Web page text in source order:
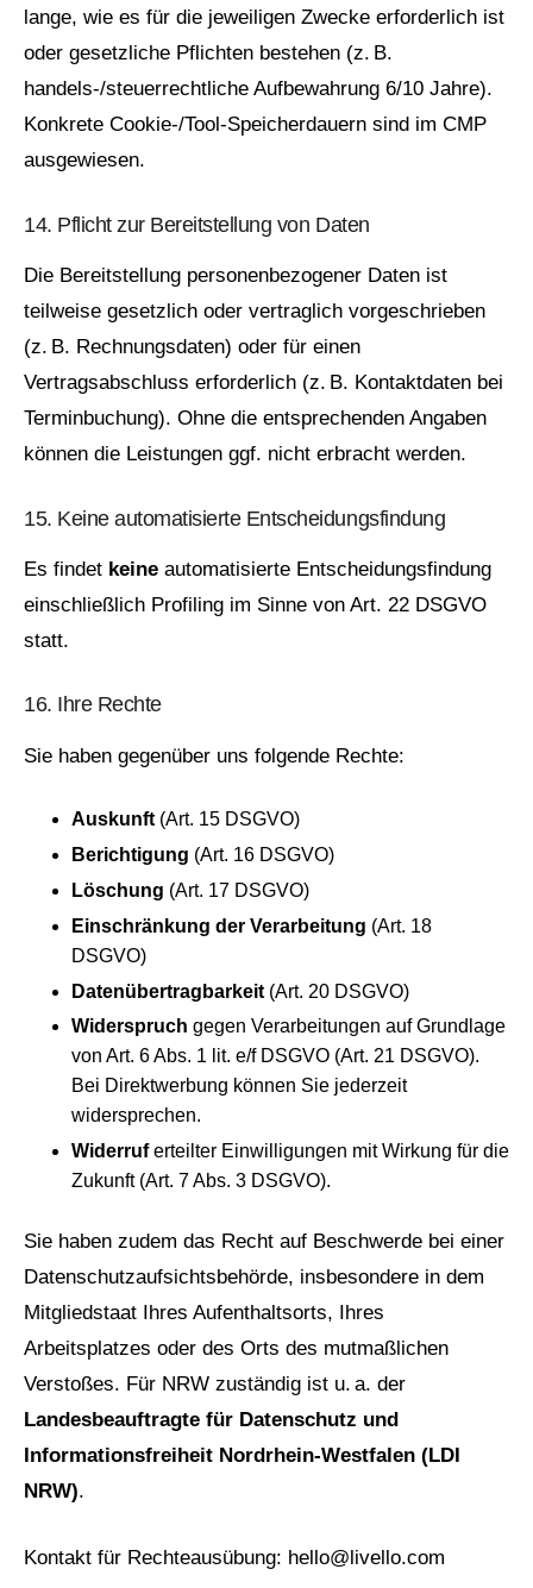
lange, wie es für die jeweiligen Zwecke erforderlich ist
oder gesetzliche Pflichten bestehen (z. B.
handels‑/steuerrechtliche Aufbewahrung 6/10 Jahre).
Konkrete Cookie‑/Tool‑Speicherdauern sind im CMP
ausgewiesen.
14. Pflicht zur Bereitstellung von Daten
Die Bereitstellung personenbezogener Daten ist
teilweise gesetzlich oder vertraglich vorgeschrieben
(z. B. Rechnungsdaten) oder für einen
Vertragsabschluss erforderlich (z. B. Kontaktdaten bei
Terminbuchung). Ohne die entsprechenden Angaben
können die Leistungen ggf. nicht erbracht werden.
15. Keine automatisierte Entscheidungsfindung
Es findet keine automatisierte Entscheidungsfindung
einschließlich Profiling im Sinne von Art. 22 DSGVO
statt.
16. Ihre Rechte
Sie haben gegenüber uns folgende Rechte:
Auskunft (Art. 15 DSGVO)
Berichtigung (Art. 16 DSGVO)
Löschung (Art. 17 DSGVO)
Einschränkung der Verarbeitung (Art. 18
DSGVO)
Datenübertragbarkeit (Art. 20 DSGVO)
Widerspruch gegen Verarbeitungen auf Grundlage
von Art. 6 Abs. 1 lit. e/f DSGVO (Art. 21 DSGVO).
Bei Direktwerbung können Sie jederzeit
widersprechen.
Widerruferteilter Einwilligungen mit Wirkung für die
Zukunft (Art. 7 Abs. 3 DSGVO).
Sie haben zudem das Recht auf Beschwerde bei einer
Datenschutzaufsichtsbehörde, insbesondere in dem
Mitgliedstaat Ihres Aufenthaltsorts, Ihres
Arbeitsplatzes oder des Orts des mutmaßlichen
Verstoßes. Für NRW zuständig ist u. a. der
Landesbeauftragte für Datenschutz und
Informationsfreiheit Nordrhein‑Westfalen (LDI
NRW).
Kontakt für Rechteausübung: hello@livello.com